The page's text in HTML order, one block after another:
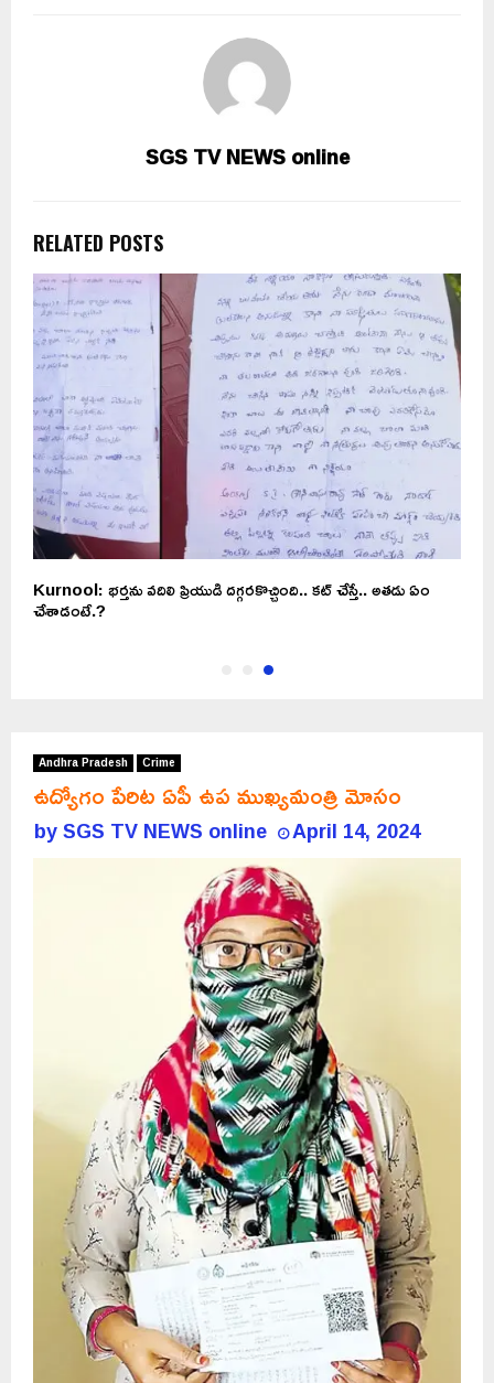
SGS TV NEWS online
RELATED POSTS
Kurnool: భర్తను వదిలి ప్రియుడి దగ్గరకొచ్చింది.. కట్ చేస్తే.. అతడు ఏం
చేశాడంటే.?
Andhra Pradesh Crime
ఉద్యోగం పేరిట ఏపీ ఉప ముఖ్యమంత్రి మోసం
bySGS TV NEWS online April 14, 2024